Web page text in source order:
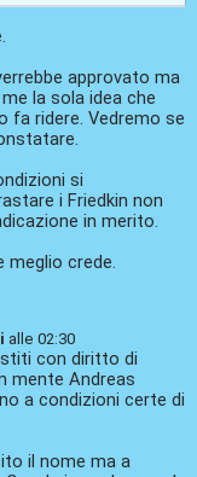
approvato ma
la sola idea che
fa ridere. Vedremo se
si
i Friedkin non
in merito.
meglio crede.
alle 02:30
con diritto di
mente Andreas
a condizioni certe di
il nome ma a